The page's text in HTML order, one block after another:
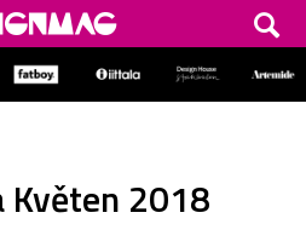
Květen 2018